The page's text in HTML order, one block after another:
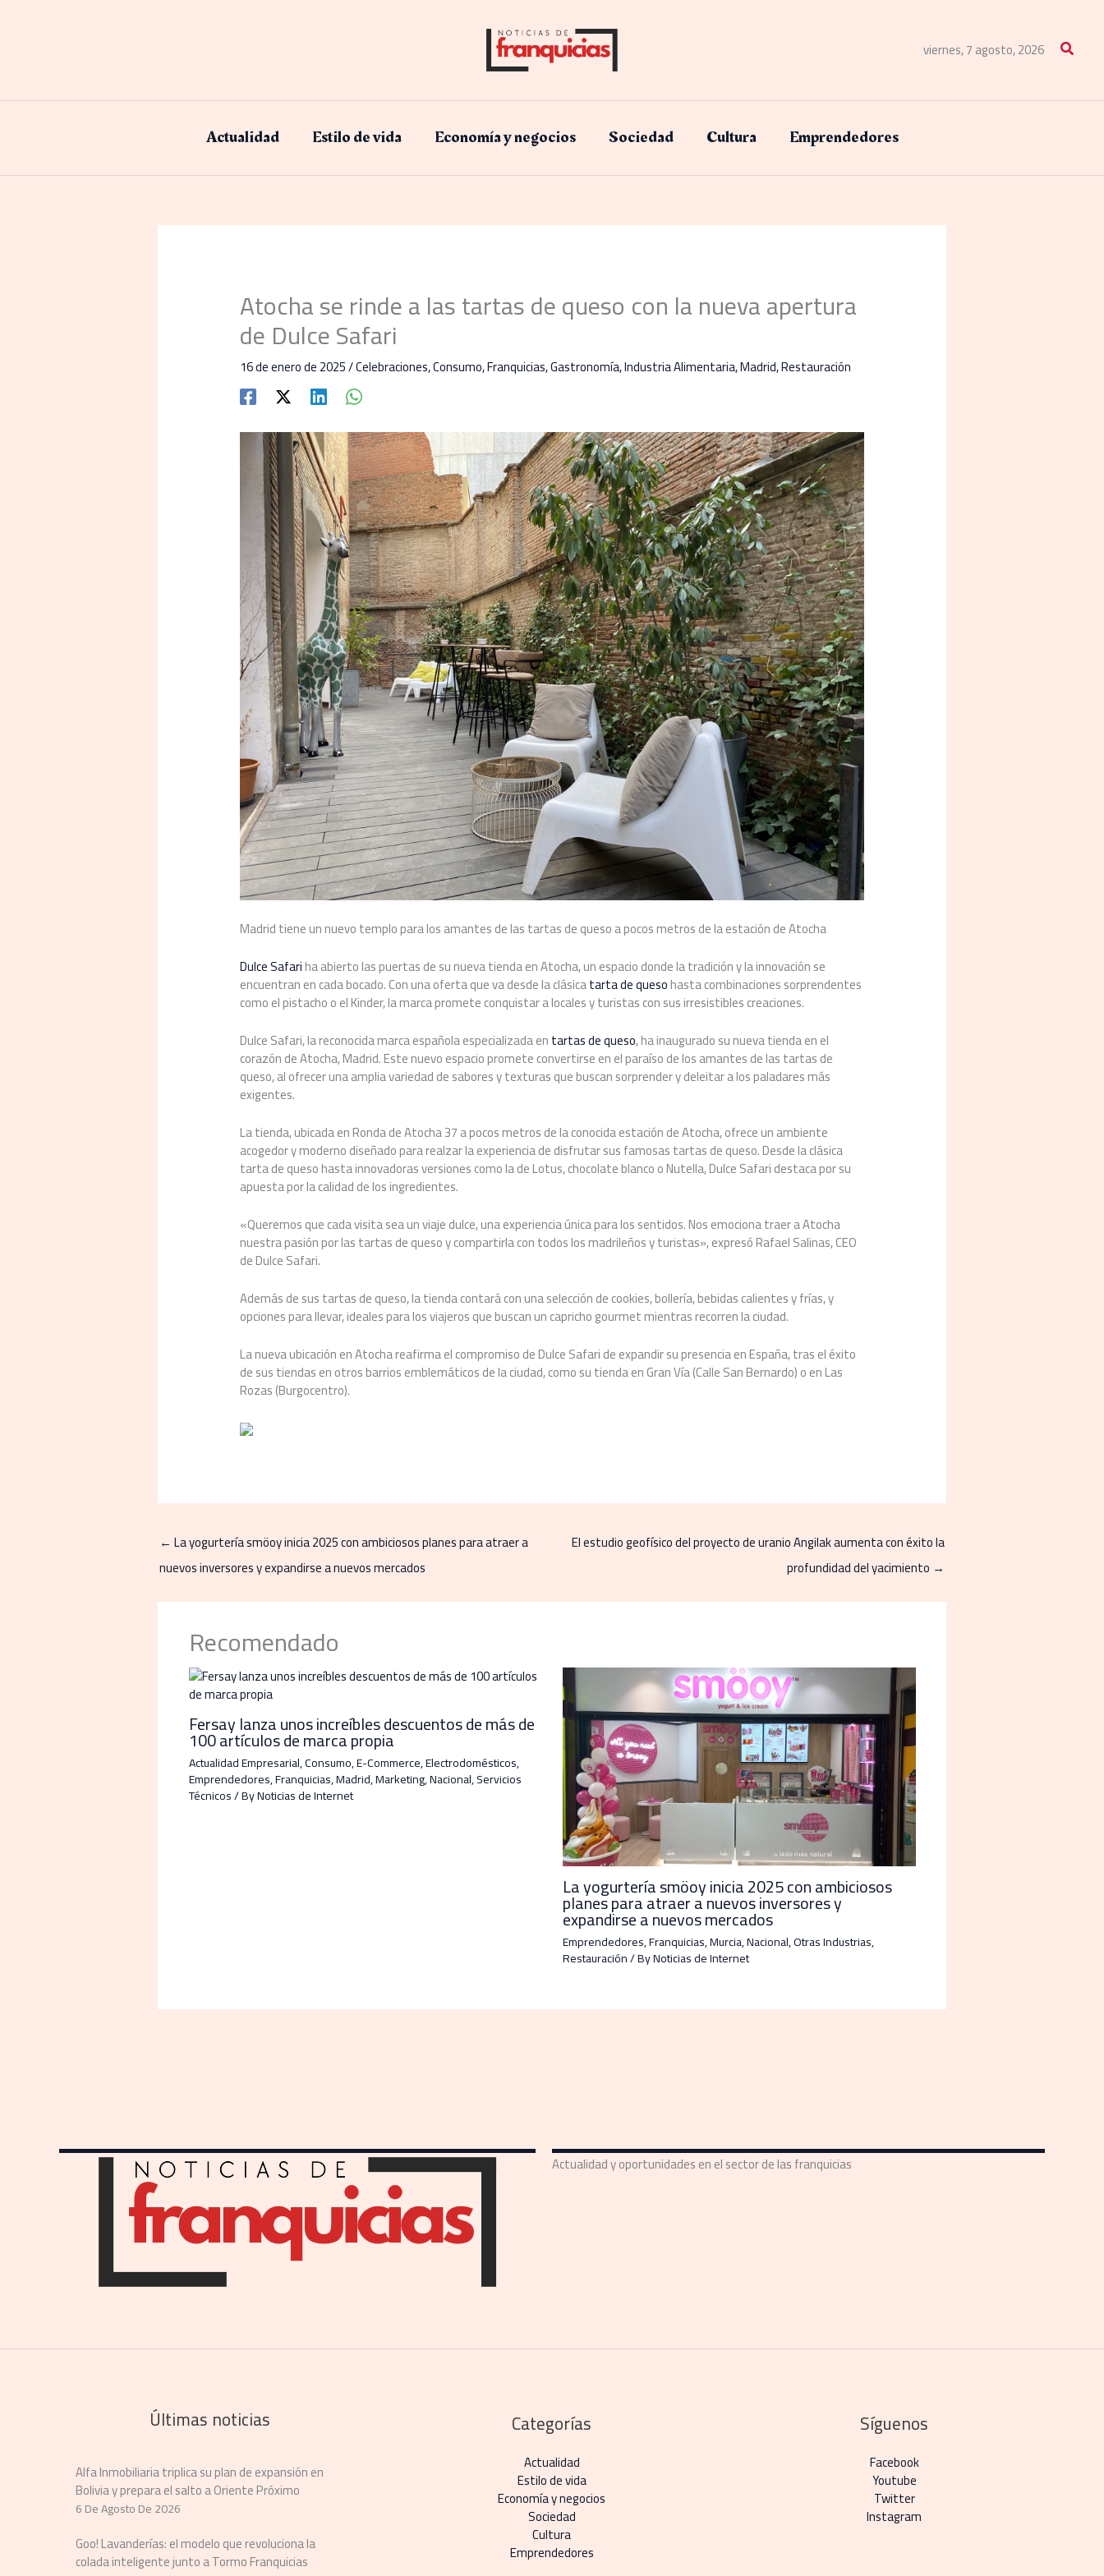
viernes, 7 agosto, 2026 Buscar
Actualidad Estilo de vida Economía y negocios​ Sociedad Cultura Emprendedores
Atocha se rinde a las tartas de queso con la nueva apertura
de Dulce Safari
16 de enero de 2025/Celebraciones,Consumo,Franquicias,Gastronomía,Industria Alimentaria,Madrid,Restauración
Madrid tiene un nuevo templo para los amantes de las tartas de queso a pocos metros de la estación de Atocha
Dulce Safariha abierto las puertas de su nueva tienda en Atocha, un espacio donde la tradición y la innovación se
encuentran en cada bocado. Con una oferta que va desde la clásicatarta de quesohasta combinaciones sorprendentes
como el pistacho o el Kinder, la marca promete conquistar a locales y turistas con sus irresistibles creaciones.
Dulce Safari, la reconocida marca española especializada entartas de queso, ha inaugurado su nueva tienda en el
corazón de Atocha, Madrid. Este nuevo espacio promete convertirse en el paraíso de los amantes de las tartas de
queso, al ofrecer una amplia variedad de sabores y texturas que buscan sorprender y deleitar a los paladares más
exigentes.
La tienda, ubicada en Ronda de Atocha 37 a pocos metros de la conocida estación de Atocha, ofrece un ambiente
acogedor y moderno diseñado para realzar la experiencia de disfrutar sus famosas tartas de queso. Desde la clásica
tarta de queso hasta innovadoras versiones como la de Lotus, chocolate blanco o Nutella, Dulce Safari destaca por su
apuesta por la calidad de los ingredientes.
«Queremos que cada visita sea un viaje dulce, una experiencia única para los sentidos. Nos emociona traer a Atocha
nuestra pasión por las tartas de queso y compartirla con todos los madrileños y turistas», expresó Rafael Salinas, CEO
de Dulce Safari.
Además de sus tartas de queso, la tienda contará con una selección de cookies, bollería, bebidas calientes y frías, y
opciones para llevar, ideales para los viajeros que buscan un capricho gourmet mientras recorren la ciudad.
La nueva ubicación en Atocha reafirma el compromiso de Dulce Safari de expandir su presencia en España, tras el éxito
de sus tiendas en otros barrios emblemáticos de la ciudad, como su tienda en Gran Vía (Calle San Bernardo) o en Las
Rozas (Burgocentro).
← La yogurtería smöoy inicia 2025 con ambiciosos planes para atraer a
nuevos inversores y expandirse a nuevos mercados
El estudio geofísico del proyecto de uranio Angilak aumenta con éxito la
profundidad del yacimiento →
Recomendado
Fersay lanza unos increíbles descuentos de más de
100 artículos de marca propia
Actualidad Empresarial,Consumo,E-Commerce,Electrodomésticos,
Emprendedores,Franquicias,Madrid,Marketing,Nacional,Servicios
Técnicos/ ByNoticias de Internet
La yogurtería smöoy inicia 2025 con ambiciosos
planes para atraer a nuevos inversores y
expandirse a nuevos mercados
Emprendedores,Franquicias,Murcia,Nacional,Otras Industrias,
Restauración/ ByNoticias de Internet
Actualidad y oportunidades en el sector de las franquicias
Últimas noticias
Alfa Inmobiliaria triplica su plan de expansión en
Bolivia y prepara el salto a Oriente Próximo
6 De Agosto De 2026
Goo! Lavanderías: el modelo que revoluciona la
colada inteligente junto a Tormo Franquicias
Categorías
Actualidad
Estilo de vida
Economía y negocios​
Sociedad
Cultura
Emprendedores
Síguenos
Facebook
Youtube
Twitter
Instagram